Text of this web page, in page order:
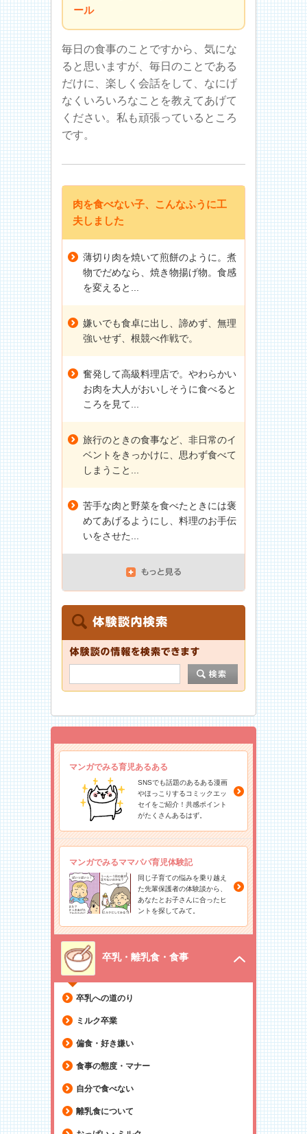
ール
毎日の食事のことですから、気にな
ると思いますが、毎日のことである
だけに、楽しく会話をして、なにげ
なくいろいろなことを教えてあげて
ください。私も頑張っているところ
です。
肉を食べない子、こんなふうに工
夫しました
薄切り肉を焼いて煎餅のように。煮
物でだめなら、焼き物揚げ物。食感
を変えると...
嫌いでも食卓に出し、諦めず、無理
強いせず、根競べ作戦で。
奮発して高級料理店で。やわらかい
お肉を大人がおいしそうに食べると
ころを見て...
旅行のときの食事など、非日常のイ
ベントをきっかけに、思わず食べて
しまうこと...
苦手な肉と野菜を食べたときには褒
めてあげるようにし、料理のお手伝
いをさせた...
マンガでみる育児あるある
SNSでも話題のあるある漫画
やほっこりするコミックエッ
セイをご紹介！共感ポイント
がたくさんあるはず。
マンガでみるママパパ育児体験記
同じ子育ての悩みを乗り越え
た先輩保護者の体験談から、
あなたとお子さんに合ったヒ
ントを探してみて。
卒乳・離乳食・食事
卒乳への道のり
ミルク卒業
偏食・好き嫌い
食事の態度・マナー
自分で食べない
離乳食について